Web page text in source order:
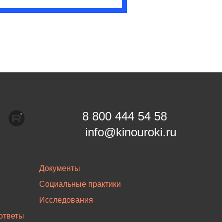
Документы
Социальные практики
Исследования
8 800 444 54 58
info@kinouroki.ru